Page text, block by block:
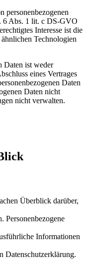
personenbezogenen
6 Abs. 1 lit. c DS-GVO
Interesse ist die
Technologien
Daten ist weder
eines Vertrages
Daten
Daten nicht
nicht verwalten.
Überblick darüber,
Personenbezogene
Informationen
Datenschutzerklärung.